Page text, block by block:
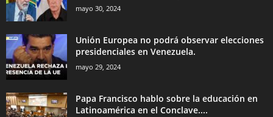
mayo 30, 2024
Unión Europea no podrá observar elecciones
presidenciales en Venezuela.
mayo 29, 2024
Papa Francisco hablo sobre la educación en
Latinoamérica en el Conclave....